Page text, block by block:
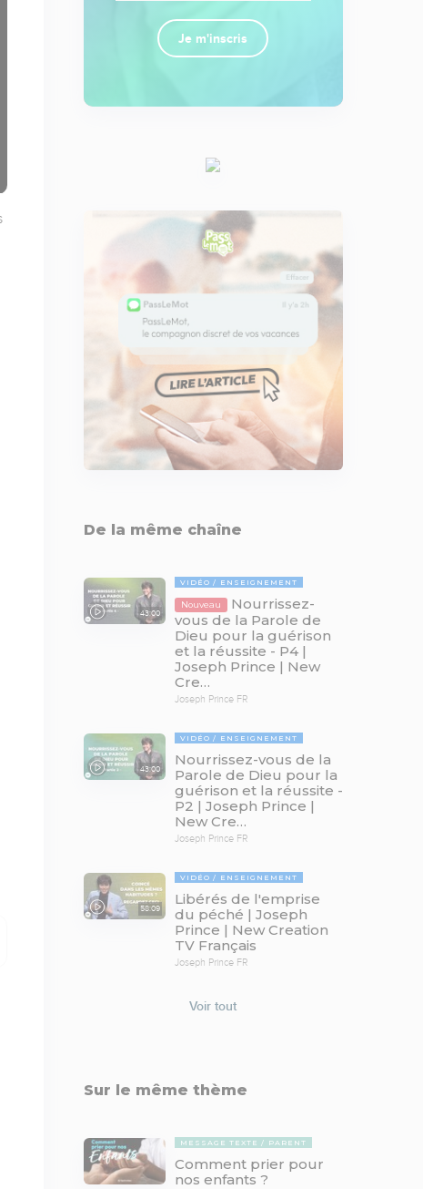
Je m'inscris
De la même chaîne
43:00
VIDÉO ENSEIGNEMENT
Nouveau
Nourrissez-
vous de la Parole de
Dieu pour la guérison
et la réussite - P4 |
Joseph Prince | New
Cre…
Joseph Prince FR
43:00
VIDÉO ENSEIGNEMENT
Nourrissez-vous de la
Parole de Dieu pour la
guérison et la réussite -
P2 | Joseph Prince |
New Cre…
Joseph Prince FR
58:09
VIDÉO ENSEIGNEMENT
Libérés de l'emprise
du péché | Joseph
Prince | New Creation
TV Français
Joseph Prince FR
Voir tout
Sur le même thème
MESSAGE TEXTE PARENT
Comment prier pour
nos enfants ?